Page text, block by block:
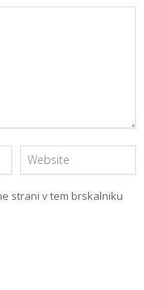
strani v tem brskalniku